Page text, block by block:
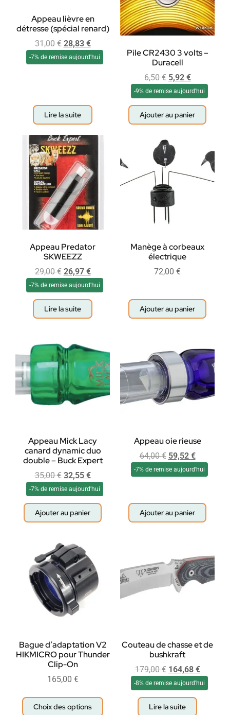
Appeau lièvre en
détresse (spécial renard)
31,00€ 28,83 €
-7% de remise aujourd'hui
Lire la suite
Pile CR2430 3 volts –
Duracell
6,50€ 5,92 €
-9% de remise aujourd'hui
Ajouter au panier
Appeau Predator
SKWEEZZ
29,00€ 26,97 €
-7% de remise aujourd'hui
Lire la suite
Manège à corbeaux
électrique
72,00 €
Ajouter au panier
Appeau Mick Lacy
canard dynamic duo
double – Buck Expert
35,00€ 32,55 €
-7% de remise aujourd'hui
Ajouter au panier
Appeau oie rieuse
64,00€ 59,52 €
-7% de remise aujourd'hui
Ajouter au panier
Bague d’adaptation V2
HIKMICRO pour Thunder
Clip-On
165,00 €
Choix des options
Couteau de chasse et de
bushkraft
179,00€ 164,68 €
-8% de remise aujourd'hui
Lire la suite